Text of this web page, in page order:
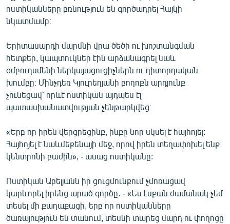
ոստիկանները բռնություն են գործադրել Հայկի
նկատմամբ։
Երիտասարդի մարմնի վրա ծեծի ու խոշտանգման
հետքեր, կապտուկներ էին արձանագրել նաև
օմբուդսմենի ներկայացուցիչներն ու դիտորդական
խումբը։ Մինչդեռ Կյուրեղյանի բողոքն արդյունք
չունեցավ՝ որևէ ոստիկան այդպես էլ
պատասխանատվության չենթարկվեց։
«Երբ որ իրեն վերցրեցինք, ինքը նոր սկսել է հայհոյել:
Հայհոյել է նաևմեքենայի մեջ, որով իրեն տեղափոխել ենք
կենտրոնի բաժին», - ասաց ոստիկանը:
Ոստիկան Աբելյանն իր ցուցմունքում չմոռացավ
կարևորել իրենց արած գործը․ - «Ես էսքան ժամանակ չեմ
տեսել մի քաղաքացի, երբ որ ոստիկանները
ծառայություն են տանում, տեսնի տարեց մարդ ու փողոցը